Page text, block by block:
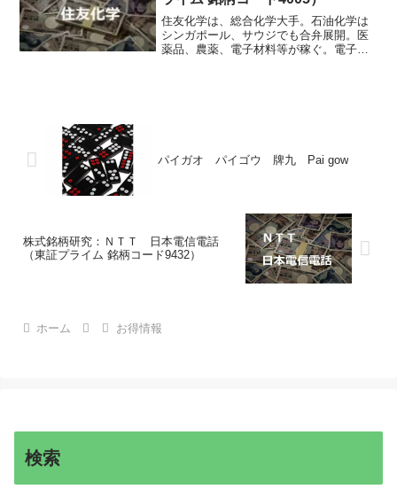
理が入る。
住友化学は、総合化学大手。石油化学は
シンガポール、サウジでも合弁展開。医
薬品、農薬、電子材料等が稼ぐ。電子材
パイガオ パイゴウ 牌九 Pai gow
株式銘柄研究：ＮＴＴ 日本電信電話
（東証プライム 銘柄コード9432）
ホーム お得情報
検索